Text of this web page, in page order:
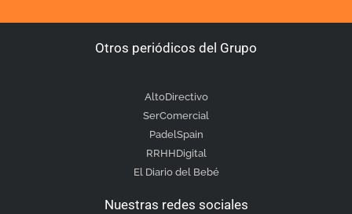
Otros periódicos del Grupo
AltoDirectivo
SerComercial
PadelSpain
RRHHDigital
El Diario del Bebé
Nuestras redes sociales